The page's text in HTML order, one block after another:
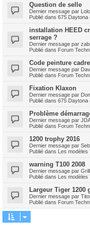
Question de selle
Dernier message par
Publié dans 675 Daytona
installation HEED
serrage ?
Dernier message par
Publié dans Forum
Code peinture
Dernier message par
Publié dans Forum
Fixation Klaxon
Dernier message par
Publié dans 675 Daytona
Problème
Dernier message par
Publié dans Forum
1200 trophy 2016
Dernier message par
Publié dans Les modèles
warning T100 2008
Dernier message par
Publié dans Les modèles
Largeur Tiger 1200
Dernier message par
Publié dans Forum